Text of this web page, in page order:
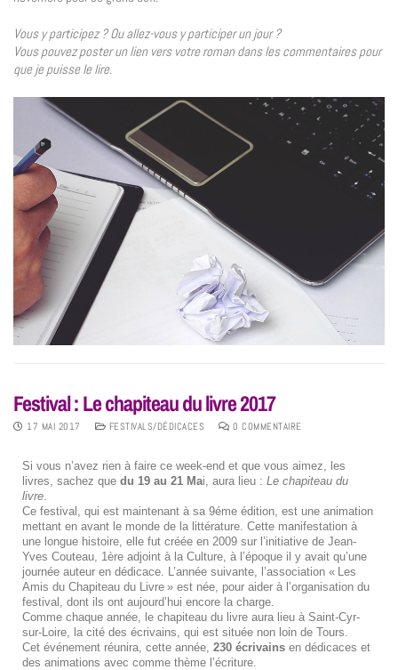
Vous y participez ? Ou allez-vous y participer un jour ?
Vous pouvez poster un lien vers votre roman dans les commentaires pour
que je puisse le lire.
Festival : Le chapiteau du livre 2017
17 MAI 2017 FESTIVALS/DÉDICACES 0 COMMENTAIRE
Si vous n’avez rien à faire ce week-end et que vous aimez, les
livres, sachez que du 19 au 21 Mai, aura lieu : Le chapiteau du
livre
Ce festival, qui est maintenant à sa 9éme édition, est une animation
mettant en avant le monde de la littérature. Cette manifestation à
une longue histoire, elle fut créée en 2009 sur l’initiative de Jean-
Yves Couteau, 1ère adjoint à la Culture, à l’époque il y avait qu’une
journée auteur en dédicace. L’année suivante, l’association « Les
Amis du Chapiteau du Livre » est née, pour aider à l’organisation du
festival, dont ils ont aujourd’hui encore la charge.
Comme chaque année, le chapiteau du livre aura lieu à Saint-Cyr-
sur-Loire, la cité des écrivains, qui est située non loin de Tours.
Cet événement réunira, cette année, 230 écrivains en dédicaces et
des animations avec comme thème l’écriture.